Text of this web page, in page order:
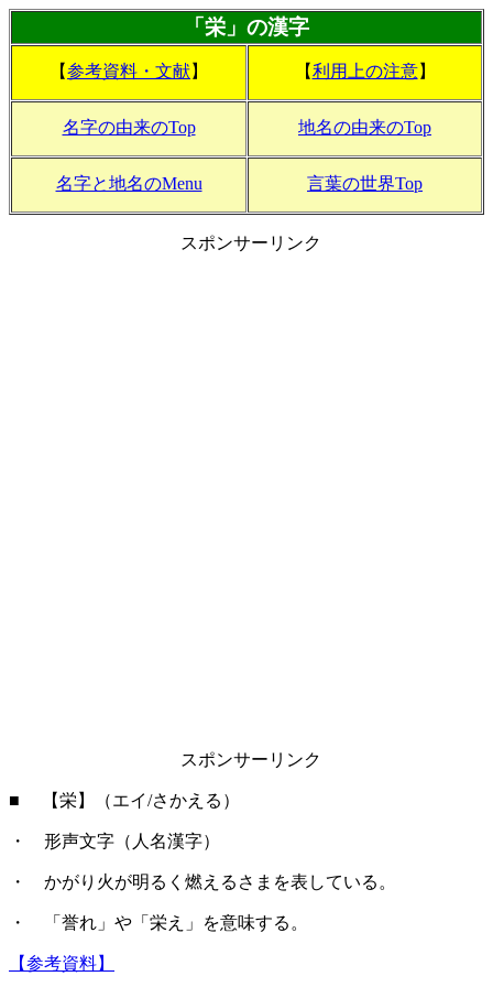
「栄」の漢字
【参考資料・文献】 【利用上の注意】
名字の由来のTop 地名の由来のTop
名字と地名のMenu 言葉の世界Top
スポンサーリンク
スポンサーリンク
■ 【栄】（エイ/さかえる）
・ 形声文字（人名漢字）
・ かがり火が明るく燃えるさまを表している。
・ 「誉れ」や「栄え」を意味する。
【参考資料】